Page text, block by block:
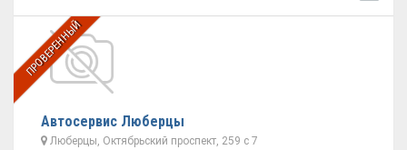
ПРОВЕРЕННЫЙ
Автосервис Люберцы
Люберцы, Октябрьский проспект, 259 с 7